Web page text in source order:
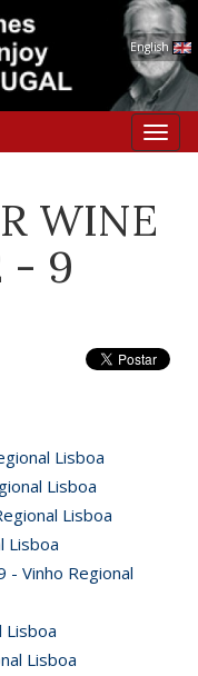
English
WINE
- 9
Lisboa
Lisboa
Lisboa
Lisboa
- Vinho Regional
Lisboa
Lisboa